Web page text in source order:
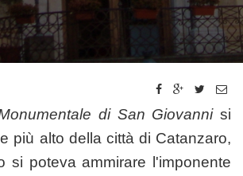
di San Giovannisi
più alto della città di Catanzaro,
si poteva ammirare l'imponente